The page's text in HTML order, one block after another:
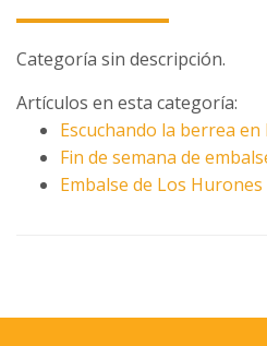
Categoría sin descripción.
Artículos en esta categoría:
Escuchando la berrea en
Fin de semana de
Embalse de Los Hurones